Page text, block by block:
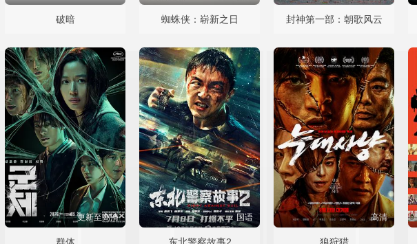
破暗 蜘蛛侠：崭新之日 封神第一部：朝歌风云
更新至高清 国语 高清